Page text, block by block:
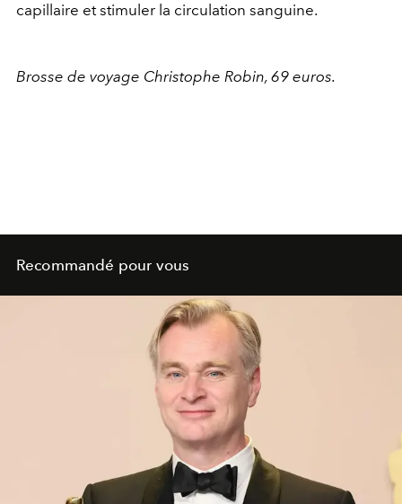
capillaire et stimuler la circulation sanguine.
Brosse de voyage Christophe Robin, 69 euros.
Recommandé pour vous